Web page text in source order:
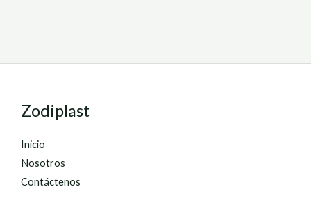
Zodiplast
Inicio
Nosotros
Contáctenos